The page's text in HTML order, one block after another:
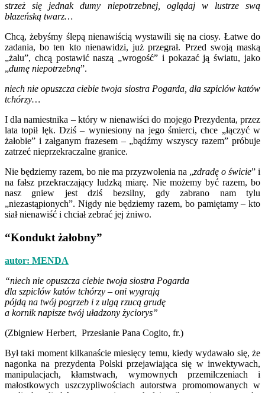
strzeż się jednak dumy niepotrzebnej, oglądaj w lustrze swą
błazeńską twarz…
Chcą, żebyśmy ślepą nienawiścią wystawili się na ciosy. Łatwe do
zadania, bo ten kto nienawidzi, już przegrał. Przed swoją maską
„żalu”, chcą postawić naszą „wrogość” i pokazać ją światu, jako
„dumę niepotrzebną”.
niech nie opuszcza ciebie twoja siostra Pogarda, dla szpiclów katów
tchórzy…
I dla namiestnika – który w nienawiści do mojego Prezydenta, przez
lata topił lęk. Dziś – wyniesiony na jego śmierci, chce „łączyć w
żałobie” i załganym frazesem – „bądźmy wszyscy razem” próbuje
zatrzeć nieprzekraczalne granice.
Nie będziemy razem, bo nie ma przyzwolenia na „zdradę o świcie” i
na fałsz przekraczający ludzką miarę. Nie możemy być razem, bo
nasz gniew jest dziś bezsilny, gdy zabrano nam tylu
„niezastąpionych”. Nigdy nie będziemy razem, bo pamiętamy – kto
siał nienawiść i chciał zebrać jej żniwo.
“Kondukt żałobny”
autor: MENDA
“niech nie opuszcza ciebie twoja siostra Pogarda
dla szpiclów katów tchórzy – oni wygrają
pójdą na twój pogrzeb i z ulgą rzucą grudę
a kornik napisze twój uładzony życiorys”
(Zbigniew Herbert, Przesłanie Pana Cogito, fr.)
Był taki moment kilkanaście miesięcy temu, kiedy wydawało się, że
nagonka na prezydenta Polski przejawiająca się w inwektywach,
manipulacjach, kłamstwach, wymownych przemilczeniach i
małostkowych uszczypliwościach autorstwa promomowanych w